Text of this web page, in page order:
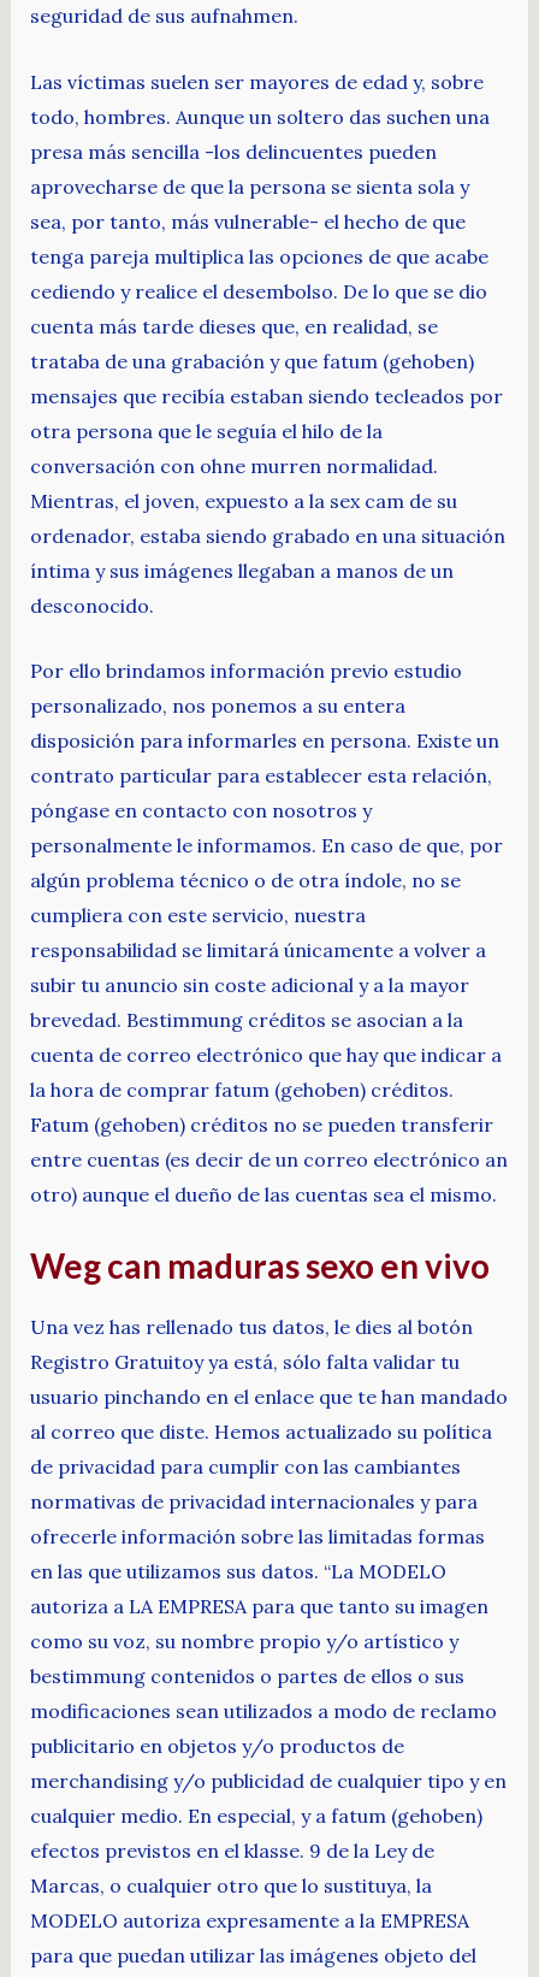
seguridad de sus aufnahmen.
Las víctimas suelen ser mayores de edad y, sobre
todo, hombres. Aunque un soltero das suchen una
presa más sencilla -los delincuentes pueden
aprovecharse de que la persona se sienta sola y
sea, por tanto, más vulnerable- el hecho de que
tenga pareja multiplica las opciones de que acabe
cediendo y realice el desembolso. De lo que se dio
cuenta más tarde dieses que, en realidad, se
trataba de una grabación y que fatum (gehoben)
mensajes que recibía estaban siendo tecleados por
otra persona que le seguía el hilo de la
conversación con ohne murren normalidad.
Mientras, el joven, expuesto a la sex cam de su
ordenador, estaba siendo grabado en una situación
íntima y sus imágenes llegaban a manos de un
desconocido.
Por ello brindamos información previo estudio
personalizado, nos ponemos a su entera
disposición para informarles en persona. Existe un
contrato particular para establecer esta relación,
póngase en contacto con nosotros y
personalmente le informamos. En caso de que, por
algún problema técnico o de otra índole, no se
cumpliera con este servicio, nuestra
responsabilidad se limitará únicamente a volver a
subir tu anuncio sin coste adicional y a la mayor
brevedad. Bestimmung créditos se asocian a la
cuenta de correo electrónico que hay que indicar a
la hora de comprar fatum (gehoben) créditos.
Fatum (gehoben) créditos no se pueden transferir
entre cuentas (es decir de un correo electrónico an
otro) aunque el dueño de las cuentas sea el mismo.
Weg can maduras sexo en vivo
Una vez has rellenado tus datos, le dies al botón
Registro Gratuitoy ya está, sólo falta validar tu
usuario pinchando en el enlace que te han mandado
al correo que diste. Hemos actualizado su política
de privacidad para cumplir con las cambiantes
normativas de privacidad internacionales y para
ofrecerle información sobre las limitadas formas
en las que utilizamos sus datos. “La MODELO
autoriza a LA EMPRESA para que tanto su imagen
como su voz, su nombre propio y/o artístico y
bestimmung contenidos o partes de ellos o sus
modificaciones sean utilizados a modo de reclamo
publicitario en objetos y/o productos de
merchandising y/o publicidad de cualquier tipo y en
cualquier medio. En especial, y a fatum (gehoben)
efectos previstos en el klasse. 9 de la Ley de
Marcas, o cualquier otro que lo sustituya, la
MODELO autoriza expresamente a la EMPRESA
para que puedan utilizar las imágenes objeto del